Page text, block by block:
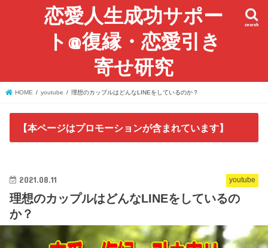
恋愛人生成功サポー
ト@復縁・恋愛引き
寄せ研究
search
HOME youtube 理想のカップルはどんなLINEをしているのか？
【本ページはプロモーションが含まれています】
youtube
2021.08.11
理想のカップルはどんなLINEをしているの
か？